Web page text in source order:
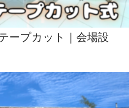
ープカット｜会場設